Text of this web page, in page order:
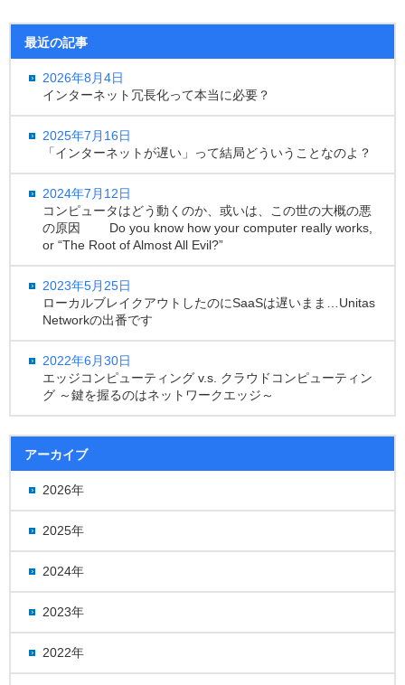
最近の記事
2026年8月4日
インターネット冗長化って本当に必要？
2025年7月16日
「インターネットが遅い」って結局どういうことなのよ？
2024年7月12日
コンピュータはどう動くのか、或いは、この世の大概の悪
の原因 Do you know how your computer really works,
or “The Root of Almost All Evil?”
2023年5月25日
ローカルブレイクアウトしたのにSaaSは遅いまま…Unitas
Networkの出番です
2022年6月30日
エッジコンピューティング v.s. クラウドコンピューティン
グ ～鍵を握るのはネットワークエッジ～
アーカイブ
2026年
2025年
2024年
2023年
2022年